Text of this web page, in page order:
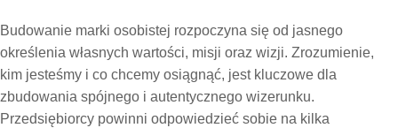
Budowanie marki osobistej rozpoczyna się od jasnego
określenia własnych wartości, misji oraz wizji. Zrozumienie,
kim jesteśmy i co chcemy osiągnąć, jest kluczowe dla
zbudowania spójnego i autentycznego wizerunku.
Przedsiębiorcy powinni odpowiedzieć sobie na kilka